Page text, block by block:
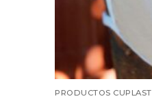
PRODUCTOS CUPLAST